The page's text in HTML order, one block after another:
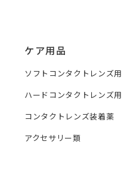
ケア用品
ソフトコンタクトレンズ用
ハードコンタクトレンズ用
コンタクトレンズ装着薬
アクセサリー類